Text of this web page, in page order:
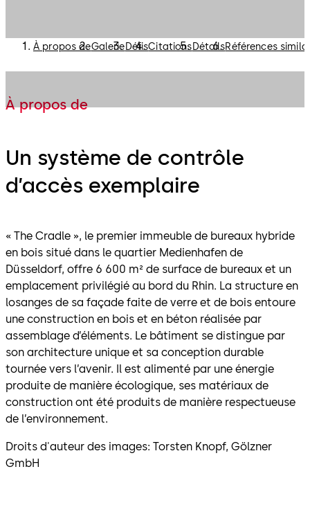
À propos deGalerieDéfisCitationsDétailsRéférences
À propos de
Un système de contrôle
d’accès exemplaire
« The Cradle », le premier immeuble de bureaux hybride
en bois situé dans le quartier Medienhafen de
Düsseldorf, offre 6 600 m² de surface de bureaux et un
emplacement privilégié au bord du Rhin. La structure en
losanges de sa façade faite de verre et de bois entoure
une construction en bois et en béton réalisée par
assemblage d’éléments. Le bâtiment se distingue par
son architecture unique et sa conception durable
tournée vers l’avenir. Il est alimenté par une énergie
produite de manière écologique, ses matériaux de
construction ont été produits de manière respectueuse
de l’environnement.
Droits d'auteur des images: Torsten Knopf, Gölzner
GmbH